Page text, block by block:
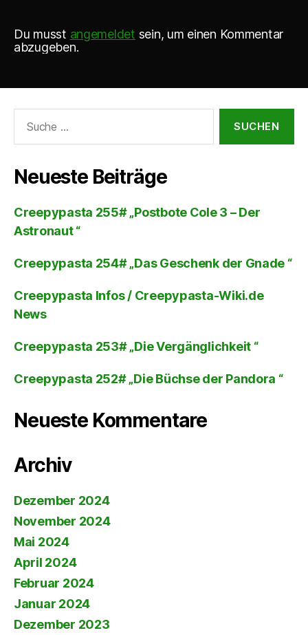
Du musst angemeldet sein, um einen Kommentar
abzugeben.
nach:
Neueste Beiträge
Creepypasta 255# „Postbote Cole 3 – Der
Astronaut “
Creepypasta 254# „Das Geschenk der Gnade “
Creepypasta Infos / Creepypasta-Wiki.de
News
Creepypasta 253# „Die Vergänglichkeit “
Creepypasta 252# „Die Büchse der Pandora “
Neueste Kommentare
Archiv
Dezember 2024
November 2024
Mai 2024
April 2024
Februar 2024
Januar 2024
Dezember 2023